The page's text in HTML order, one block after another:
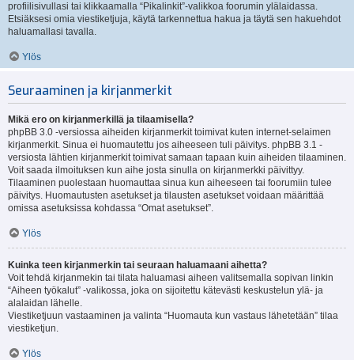
profiilisivullasi tai klikkaamalla “Pikalinkit”-valikkoa foorumin ylälaidassa.
Etsiäksesi omia viestiketjuja, käytä tarkennettua hakua ja täytä sen hakuehdot
haluamallasi tavalla.
Ylös
Seuraaminen ja kirjanmerkit
Mikä ero on kirjanmerkillä ja tilaamisella?
phpBB 3.0 -versiossa aiheiden kirjanmerkit toimivat kuten internet-selaimen
kirjanmerkit. Sinua ei huomautettu jos aiheeseen tuli päivitys. phpBB 3.1 -
versiosta lähtien kirjanmerkit toimivat samaan tapaan kuin aiheiden tilaaminen.
Voit saada ilmoituksen kun aihe josta sinulla on kirjanmerkki päivittyy.
Tilaaminen puolestaan huomauttaa sinua kun aiheeseen tai foorumiin tulee
päivitys. Huomautusten asetukset ja tilausten asetukset voidaan määrittää
omissa asetuksissa kohdassa “Omat asetukset”.
Ylös
Kuinka teen kirjanmerkin tai seuraan haluamaani aihetta?
Voit tehdä kirjanmekin tai tilata haluamasi aiheen valitsemalla sopivan linkin
“Aiheen työkalut” -valikossa, joka on sijoitettu kätevästi keskustelun ylä- ja
alalaidan lähelle.
Viestiketjuun vastaaminen ja valinta “Huomauta kun vastaus lähetetään” tilaa
viestiketjun.
Ylös